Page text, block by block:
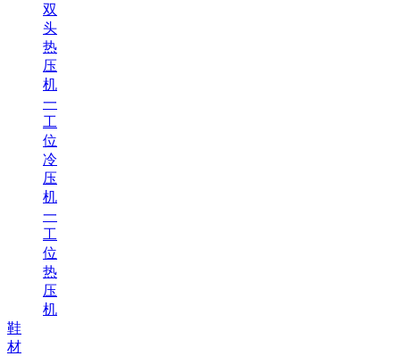
双
头
热
压
机
一
工
位
冷
压
机
一
工
位
热
压
机
鞋
材